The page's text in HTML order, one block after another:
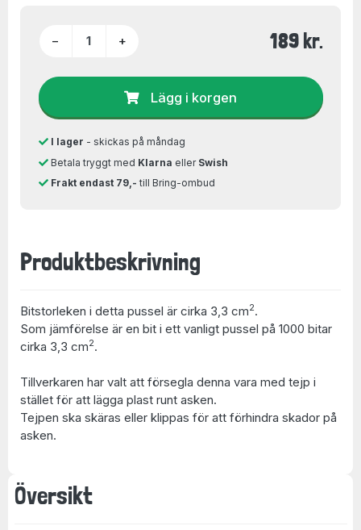
Översikt
− + 189 kr.
Lägg i korgen
I lager - skickas på måndag
Betala tryggt med Klarna eller Swish
Frakt endast 79,- till Bring-ombud
Produktbeskrivning
Bitstorleken i detta pussel är cirka 3,3 cm2.
Som jämförelse är en bit i ett vanligt pussel på 1000 bitar
cirka 3,3 cm2.
Tillverkaren har valt att försegla denna vara med tejp i
stället för att lägga plast runt asken.
Tejpen ska skäras eller klippas för att förhindra skador på
asken.